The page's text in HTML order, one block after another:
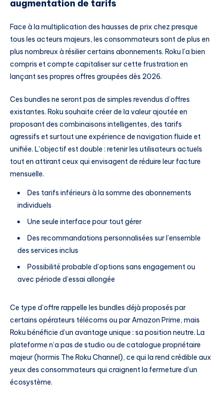
augmentation de tarifs
Face à la multiplication des hausses de prix chez presque
tous les acteurs majeurs, les consommateurs sont de plus en
plus nombreux à résilier certains abonnements. Roku l’a bien
compris et compte capitaliser sur cette frustration en
lançant ses propres offres groupées dès 2026.
Ces bundles ne seront pas de simples revendus d’offres
existantes. Roku souhaite créer de la valeur ajoutée en
proposant des combinaisons intelligentes, des tarifs
agressifs et surtout une expérience de navigation fluide et
unifiée. L’objectif est double : retenir les utilisateurs actuels
tout en attirant ceux qui envisagent de réduire leur facture
mensuelle.
Des tarifs inférieurs à la somme des abonnements
individuels
Une seule interface pour tout gérer
Des recommandations personnalisées sur l’ensemble
des services inclus
Possibilité probable d’options sans engagement ou
avec période d’essai allongée
Ce type d’offre rappelle les bundles déjà proposés par
certains opérateurs télécoms ou par Amazon Prime, mais
Roku bénéficie d’un avantage unique : sa position neutre. La
plateforme n’a pas de studio ou de catalogue propriétaire
majeur (hormis The Roku Channel), ce qui la rend crédible aux
yeux des consommateurs qui craignent la fermeture d’un
écosystème.